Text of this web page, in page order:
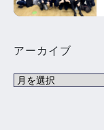
アーカイブ